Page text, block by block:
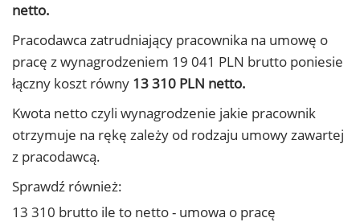
netto.
Pracodawca zatrudniający pracownika na umowę o
pracę z wynagrodzeniem 19 041 PLN brutto poniesie
łączny koszt równy 13 310 PLN netto.
Kwota netto czyli wynagrodzenie jakie pracownik
otrzymuje na rękę zależy od rodzaju umowy zawartej
z pracodawcą.
Sprawdź również:
13 310 brutto ile to netto - umowa o pracę